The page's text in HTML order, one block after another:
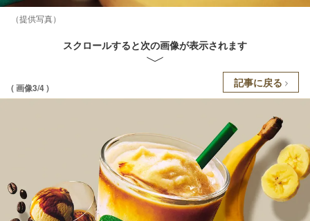
（提供写真）
スクロールすると次の画像が表示されます
( 画像3/4 ) 記事に戻る